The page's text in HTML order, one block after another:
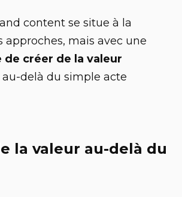
content se situe à la
approches, mais avec une
créer de la valeur
au-delà du simple acte
la valeur au-delà du